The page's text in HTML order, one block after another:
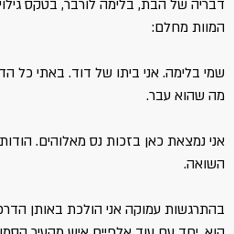
המוות מחלם:
שמי בלימה. אני ביתו של דוד. באתי כל
מה שהוא עבר.
אני נמצאת כאן בזכות נס מאלוהים.
השואה.